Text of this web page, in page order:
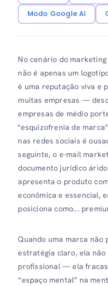
Modo Google AI
No cenário do
não é apenas um
é uma reputação viva e
muitas empresas —
empresas de médio
"esquizofrenia de
nas redes sociais é
seguinte, o e-mail
documento jurídico
apresenta o produto
econômica e essencial,
posiciona como...
Quando uma marca não
estratégia claro, ela
profissional — ela
“espaço mental” na